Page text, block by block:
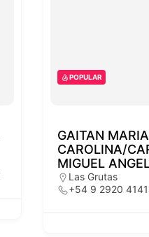
POPULAR
GAITAN MARIA
CAROLINA/
MIGUEL
Las Grutas
+54 9 2920